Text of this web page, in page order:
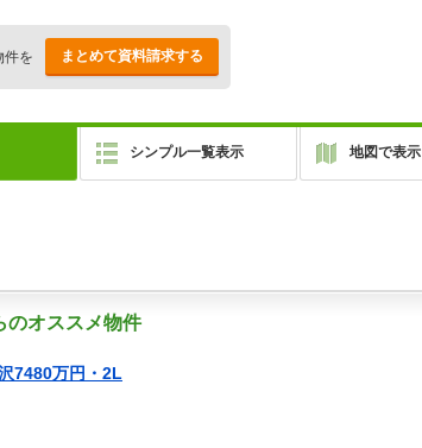
件を まとめて資料請求する
シンプル一覧表示 地図で表示
のオススメ物件
7480万円・2L